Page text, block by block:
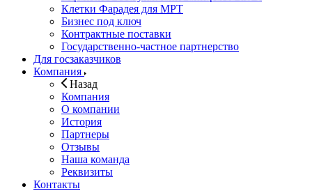
Клетки Фарадея для МРТ
Бизнес под ключ
Контрактные поставки
Государственно-частное партнерство
Для госзаказчиков
Компания
Назад
Компания
О компании
История
Партнеры
Отзывы
Наша команда
Реквизиты
Контакты